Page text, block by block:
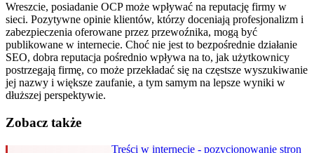
Wreszcie, posiadanie OCP może wpływać na reputację firmy w
sieci. Pozytywne opinie klientów, którzy doceniają profesjonalizm i
zabezpieczenia oferowane przez przewoźnika, mogą być
publikowane w internecie. Choć nie jest to bezpośrednie działanie
SEO, dobra reputacja pośrednio wpływa na to, jak użytkownicy
postrzegają firmę, co może przekładać się na częstsze wyszukiwanie
jej nazwy i większe zaufanie, a tym samym na lepsze wyniki w
dłuższej perspektywie.
Zobacz także
Treści w internecie - pozycjonowanie stron